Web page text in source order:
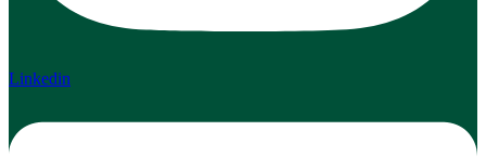
Linkedin